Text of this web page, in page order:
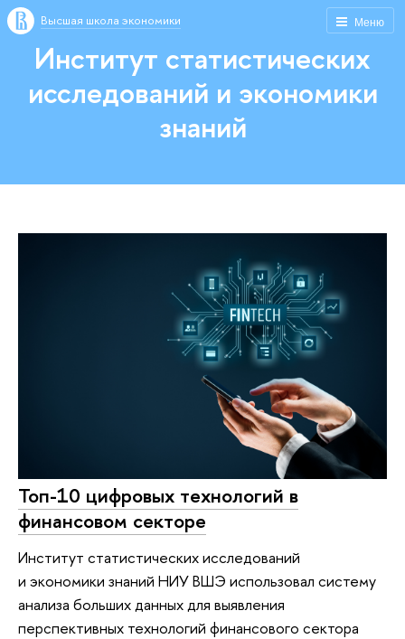
Меню
Высшая школа экономики
Институт статистических
исследований и экономики
знаний
Топ-10 цифровых технологий в
финансовом секторе
Институт статистических исследований
и экономики знаний НИУ ВШЭ использовал систему
анализа больших данных для выявления
перспективных технологий финансового сектора